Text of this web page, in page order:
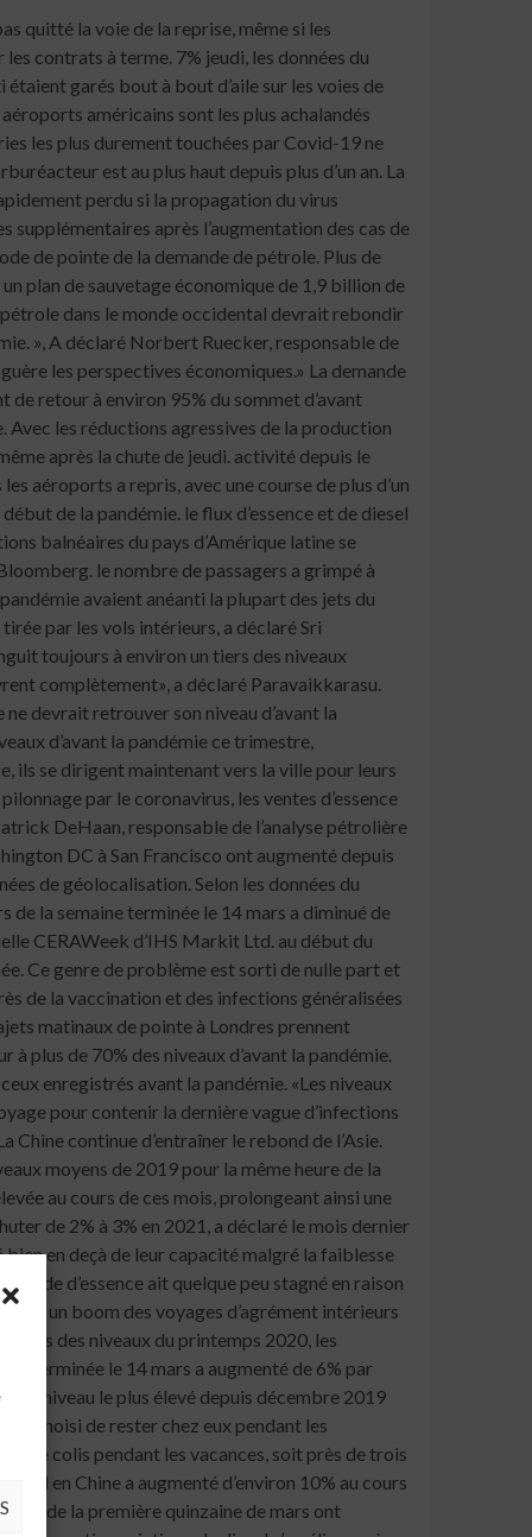
peu stagné en raison de la récente augmentation des cas de Covid-19 dans certains pays, La hausse de la demande de voyages devrait conduire à un boom des voyages d’agrément intérieurs pendant la saison estivale », a déclaré Paravaikkarasu de FGE. la demande de diesel pour le camionnage reste bien au-dessus des niveaux du printemps 2020, les Américains à domicile privilégiant les achats et la livraison en ligne. Le kilométrage du camionnage au cours de la semaine terminée le 14 mars a augmenté de 6% par rapport à un an plus tôt, selon le ministère des Transports. Le volume de carburants distillés fournis au marché a atteint son niveau le plus élevé depuis décembre 2019 dans la semaine du 5 mars, selon le ministère de l’Énergie.En Chine, une tendance similaire est apparue lorsque les gens ont choisi de rester chez eux pendant les célébrations du Nouvel An au lieu de rendre visite à leurs familles. Le service postal a collecté et livré plus de 660 millions de colis pendant les vacances, soit près de trois fois plus qu’à la même période de l’année dernière, selon les données du ministère des Transports, la consommation de diesel en Chine a augmenté d’environ 10% au cours des deux premiers mois de 2021. avec la même période en 2019, selon SIA Energy. En Inde, les ventes de carburant au cours de la première quinzaine de mars ont augmenté de 7,4% par rapport à un an plus tôt, selon des données préliminaires de responsables connaissant le sujet.La conumpstion asiatique du diesel s’améliorera à mesure que l’activité manufacturière s’intensifiera et que les stimuli fiscaux stimulent les économies, selon Paravaikkarasu. «La demande de diesel en Asie devrait retrouver son niveau d’avant la pandémie d’ici à la mi-2021», a-t-elle déclaré. En Europe, les indicateurs indiquent que la demande de diesel est encore relativement faible. Les bénéfices des raffineurs provenant de la fabrication du carburant sont inférieurs à la moitié des normes saisonnières, tandis que les prix à terme sont dans une structure de contango, ce qui indique une offre excédentaire.Cependant, de nombreux nids-de-poule se trouvent sur la route de la sortie de la pandémie, tant que de plus en plus de personnes continuent de se faire vacciner et pour récupérer leur ancienne vie, la direction du voyage pour le marché pétrolier est claire. «La partie de la vie des gens qui a manqué a été d’aller ailleurs et de voir des paysages autres que l’intérieur de leur maison», a déclaré Raoul LeBlanc, analyste à IHS Ma